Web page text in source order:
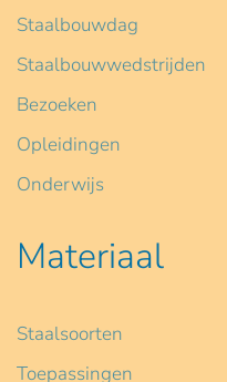
Staalbouwdag
Staalbouwwedstrijden
Bezoeken
Opleidingen
Onderwijs
Materiaal
Staalsoorten
Toepassingen